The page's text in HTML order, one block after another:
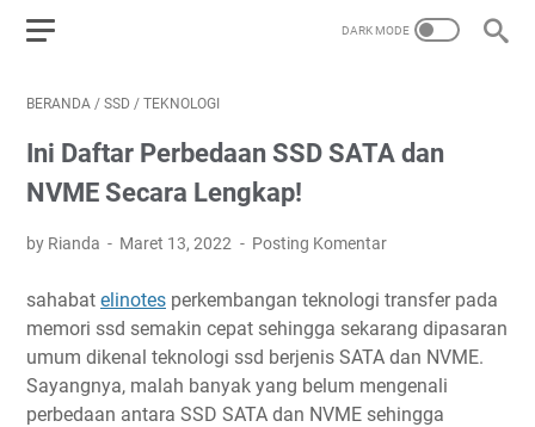
BERANDA / SSD / TEKNOLOGI
Ini Daftar Perbedaan SSD SATA dan
NVME Secara Lengkap!
by Rianda Maret 13, 2022 Posting Komentar
sahabat elinotes perkembangan teknologi transfer pada
memori ssd semakin cepat sehingga sekarang dipasaran
umum dikenal teknologi ssd berjenis SATA dan NVME.
Sayangnya, malah banyak yang belum mengenali
perbedaan antara SSD SATA dan NVME sehingga